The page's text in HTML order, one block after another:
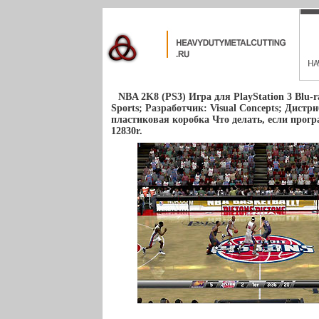
NBA 2K8 (PS3) Игра для PlayStation 3 Blu-
Sports; Разработчик: Visual Concepts;
пластиковая коробка Что делать, если
12830r.